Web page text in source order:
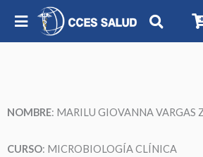
NOMBRE: MARILU GIOVANNA VARGAS
CURSO: MICROBIOLOGÍA CLÍNICA